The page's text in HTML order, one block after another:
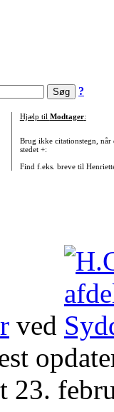
?
Hjælp til Modtager:
Brug ikke citationstegn, når
stedet +:
Find f.eks. breve til
ved
23.